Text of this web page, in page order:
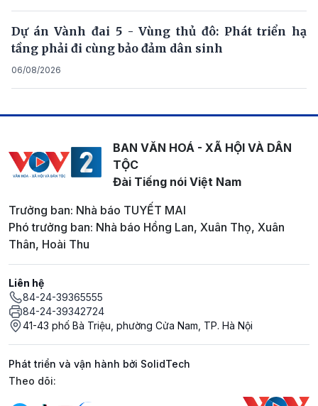
Dự án Vành đai 5 - Vùng thủ đô: Phát triển hạ
tầng phải đi cùng bảo đảm dân sinh
06/08/2026
BAN VĂN HOÁ - XÃ HỘI VÀ DÂN
TỘC
Đài Tiếng nói Việt Nam
Trưởng ban: Nhà báo TUYẾT MAI
Phó trưởng ban: Nhà báo Hồng Lan, Xuân Thọ, Xuân
Thân, Hoài Thu
Liên hệ
84-24-39365555
84-24-39342724
41-43 phố Bà Triệu, phường Cửa Nam, TP. Hà Nội
Phát triển và vận hành bởi SolidTech
Mạng xã hội
Theo dõi: